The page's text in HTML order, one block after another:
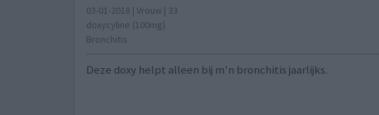
03-01-2018 | Vrouw | 33
doxycyline (100mg)
Bronchitis
Deze doxy helpt alleen bij m'n bronchitis jaarlijks.